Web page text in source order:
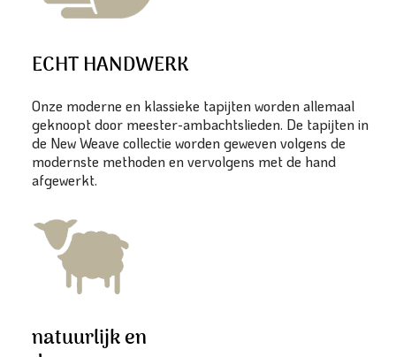
ECHT HANDWERK
Onze moderne en klassieke tapijten worden allemaal
geknoopt door meester-ambachtslieden. De tapijten in
de New Weave collectie worden geweven volgens de
modernste methoden en vervolgens met de hand
afgewerkt.
natuurlijk en